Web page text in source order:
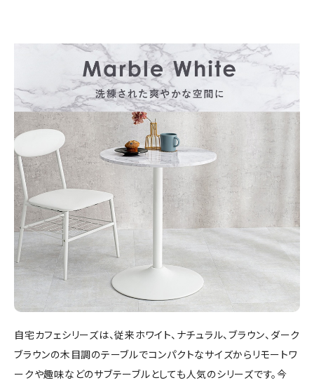
自宅カフェシリーズは、従来ホワイト、ナチュラル、ブラウン、ダーク
ブラウンの木目調のテーブルでコンパクトなサイズからリモートワ
ークや趣味などのサブテーブルとしても人気のシリーズです。今